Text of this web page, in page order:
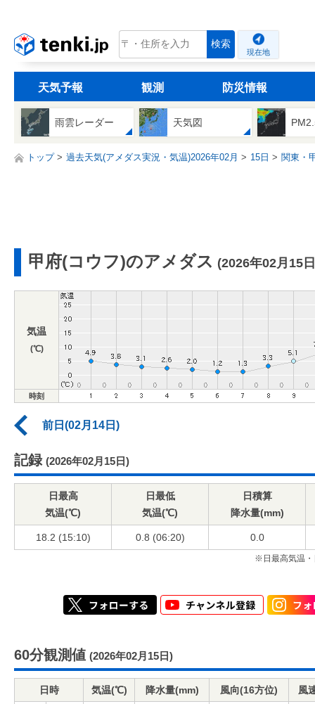
tenki.jp 検索
現在地
天気予報 観測 防災情報
雨雲レーダー 天気図
トップ 過去天気(アメダス実況・気温)2026年02月 15日 関東・
甲府(コウフ)のアメダス (2026年02月15
気温
(℃)
時刻
前日(02月14日)
記録 (2026年02月15日)
日最高
気温(℃)
日最低
気温(℃)
日積算
降水量(mm)
18.2 (15:10) 0.8 (06:20) 0.0
※日最高気温・
60分観測値 (2026年02月15日)
日時 気温(℃) 降水量(mm) 風向(16方位) 風